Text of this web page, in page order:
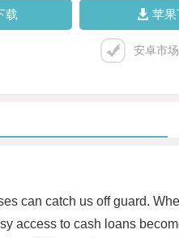
载 苹果
安卓市
can catch us off guard.
access to cash loans